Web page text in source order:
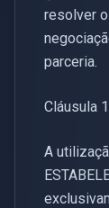
resolver
parceria.
Cláusula
A